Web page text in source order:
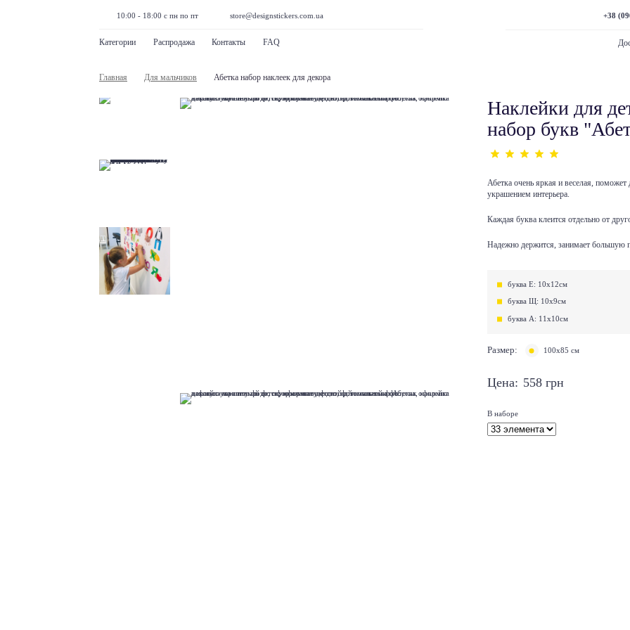
10:00 - 18:00 с пн по пт store@designstickers.com.ua
Категории Распродажа Контакты FAQ
+38
Главная Для мальчиков Абетка набор наклеек для декора
Наклейки для
набор букв
Абетка очень яркая и веселая,
украшением интерьера.
Каждая буква клеится отдельно от
Надежно держится, занимает большую
буква Е: 10x12см
буква Щ: 10х9см
буква А: 11x10см
Размер: 100х85 см
Цена: 558 грн
В наборе